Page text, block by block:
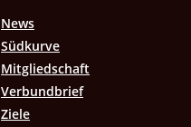
News
Südkurve
Mitgliedschaft
Verbundbrief
Ziele